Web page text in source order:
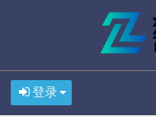
登录